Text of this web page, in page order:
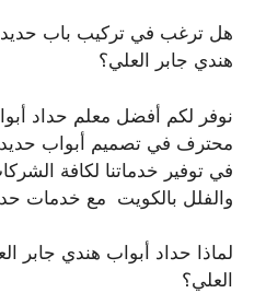
هل ترغب في تركيب باب
هندي جابر العلي؟
نوفر لكم أفضل معلم حداد
محترف في تصميم أبواب حديد
في توفير خدماتنا لكافة
والفلل بالكويت مع خدمات
لماذا حداد أبواب هندي جابر
العلي؟